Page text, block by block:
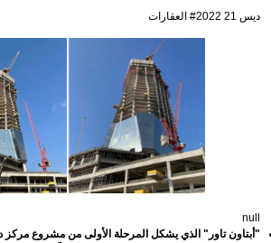
ديس 21 2022 # العقارات
null
"أبتاون تاور" الذي يشكل المرحلة الأولى من مشروع مركز